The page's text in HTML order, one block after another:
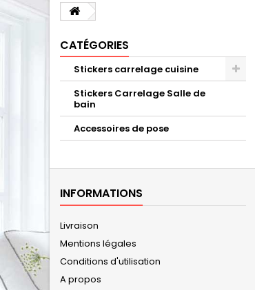
CATÉGORIES
Stickers carrelage cuisine
Stickers Carrelage Salle de
bain
Accessoires de pose
INFORMATIONS
Livraison
Mentions légales
Conditions d'utilisation
A propos